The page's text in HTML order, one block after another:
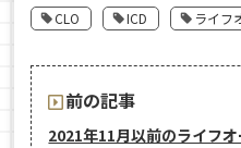
CLO ICD ライフ
前の記事
2021年11月以前のライフ